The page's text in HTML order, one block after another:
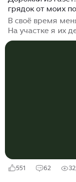
грядок от моих
В своё время
На участке я их
написала про
551 62